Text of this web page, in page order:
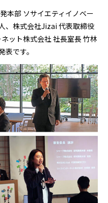
本部 ソサイエティイノベー
、株式会社Jizai 代表取締役
ット株式会社 社長室長 竹林
です。